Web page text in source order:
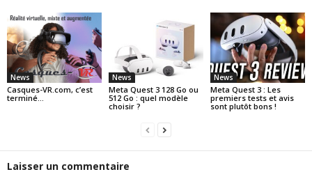
News
Casques-VR.com, c’est
terminé…
News
Meta Quest 3 128 Go ou
512 Go : quel modèle
choisir ?
News
Meta Quest 3 : Les
premiers tests et avis
sont plutôt bons !
Laisser un commentaire